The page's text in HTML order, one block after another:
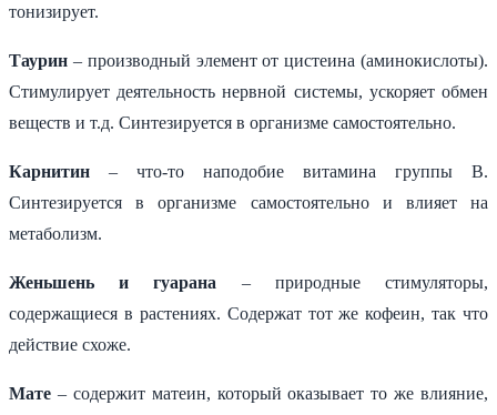
тонизирует.
Таурин – производный элемент от цистеина (аминокислоты).
Стимулирует деятельность нервной системы, ускоряет обмен
веществ и т.д. Синтезируется в организме самостоятельно.
Карнитин – что-то наподобие витамина группы В.
Синтезируется в организме самостоятельно и влияет на
метаболизм.
Женьшень и гуарана – природные стимуляторы,
содержащиеся в растениях. Содержат тот же кофеин, так что
действие схоже.
Мате – содержит матеин, который оказывает то же влияние,